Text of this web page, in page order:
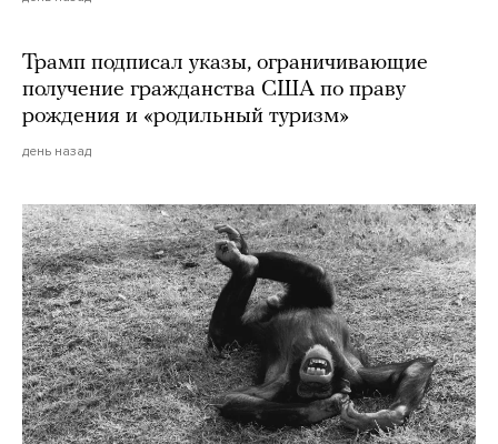
Трамп подписал указы, ограничивающие
получение гражданства США по праву
рождения и «родильный туризм»
день назад